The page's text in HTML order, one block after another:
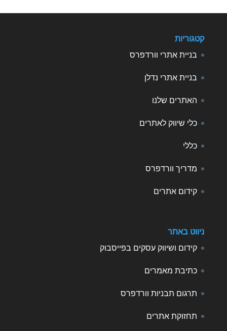
קטגוריות
בניית אתרי וורדפרס
בניית אתרי נדלן
האתרים שלנו
כלי שיווק לאתרים
כללי
מדריך וורדפרס
קידום אתרים
ניווט באתר
קידום ושיווק עסקים בפייסבוק
כתיבת מאמרים
תרגום תבניות וורדפרס
תחזוקת אתרים